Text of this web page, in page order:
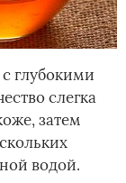
глубокими
слегка
затем
водой.